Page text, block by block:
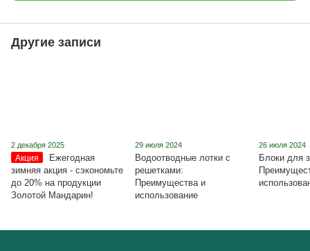
Другие записи
2 декабря 2025
Акция
Ежегодная
зимняя акция - сэкономьте
до 20% на продукции
Золотой Мандарин!
29 июля 2024
Водоотводные лотки с
решетками:
Преимущества и
использование
26 июля 2024
Блоки для